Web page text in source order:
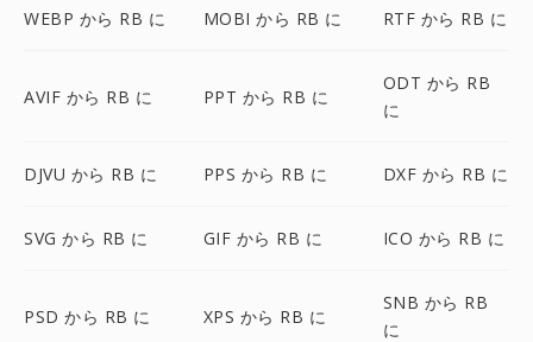
WEBP から RB に MOBI から RB に RTF から RB に
AVIF から RB に PPT から RB に
ODT から RB
に
DJVU から RB に PPS から RB に DXF から RB に
SVG から RB に GIF から RB に ICO から RB に
PSD から RB に XPS から RB に
SNB から RB
に